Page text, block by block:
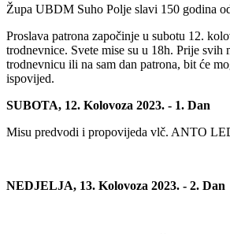
Župa UBDM Suho Polje slavi 150 godina
Proslava patrona započinje u subotu 12.
trodnevnice. Svete mise su u 18h. Prije svih
trodnevnicu ili na sam dan patrona, bit će
ispovijed.
SUBOTA, 12. Kolovoza 2023. - 1. Dan
Misu predvodi i propovijeda vlč. ANTO
NEDJELJA, 13. Kolovoza 2023. - 2. Dan